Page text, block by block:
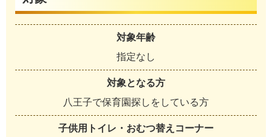
対象年齢
指定なし
対象となる方
八王子で保育園探しをしている方
子供用トイレ・おむつ替えコーナー